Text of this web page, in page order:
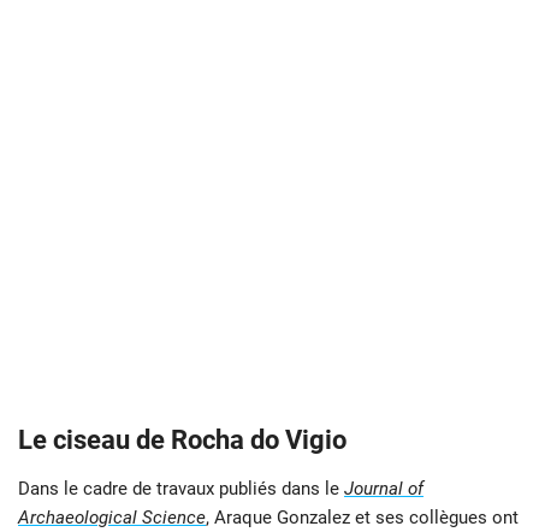
Le ciseau de Rocha do Vigio
Dans le cadre de travaux publiés dans le Journal of
Archaeological Science, Araque Gonzalez et ses collègues ont